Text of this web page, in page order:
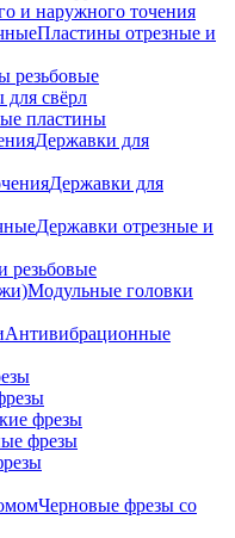
и наружного точения
Пластины отрезные и
резьбовые
свёрл
пластины
Державки для
Державки для
Державки отрезные и
резьбовые
Модульные головки
Антивибрационные
фрезы
фрезы
Черновые фрезы со